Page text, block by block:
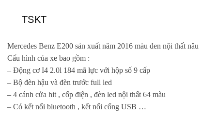
TSKT
Mercedes Benz E200 sản xuất năm 2016 màu đen nội thất nâu
Cấu hình của xe bao gồm :
– Động cơ I4 2.0l 184 mã lực với hộp số 9 cấp
– Bộ đèn hậu và đèn trước full led
– 4 cánh cửa hit , cốp điện , đèn led nội thất 64 màu
– Có kết nối bluetooth , kết nối cổng USB …